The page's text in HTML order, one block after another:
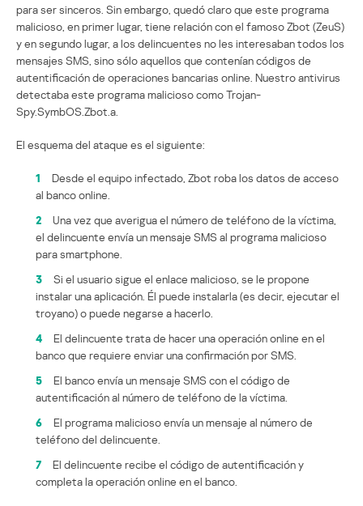
para ser sinceros. Sin embargo, quedó claro que este programa
malicioso, en primer lugar, tiene relación con el famoso Zbot (ZeuS)
y en segundo lugar, a los delincuentes no les interesaban todos los
mensajes SMS, sino sólo aquellos que contenían códigos de
autentificación de operaciones bancarias online. Nuestro antivirus
detectaba este programa malicioso como Trojan-
Spy.SymbOS.Zbot.a.
El esquema del ataque es el siguiente:
1
Desde el equipo infectado, Zbot roba los datos de acceso
al banco online.
2
Una vez que averigua el número de teléfono de la víctima,
el delincuente envía un mensaje SMS al programa malicioso
para smartphone.
3
Si el usuario sigue el enlace malicioso, se le propone
instalar una aplicación. Él puede instalarla (es decir, ejecutar el
troyano) o puede negarse a hacerlo.
4
El delincuente trata de hacer una operación online en el
banco que requiere enviar una confirmación por SMS.
5
El banco envía un mensaje SMS con el código de
autentificación al número de teléfono de la víctima.
6
El programa malicioso envía un mensaje al número de
teléfono del delincuente.
7
El delincuente recibe el código de autentificación y
completa la operación online en el banco.